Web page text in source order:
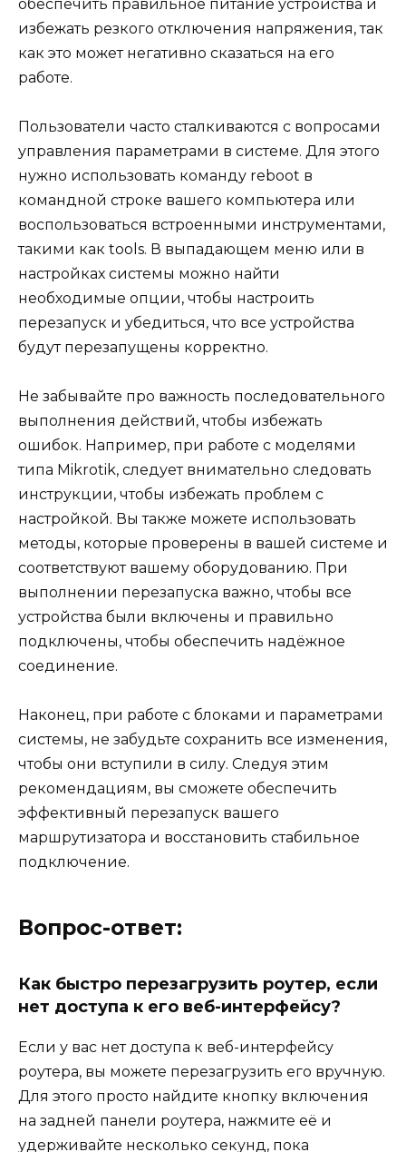
обеспечить правильное питание устройства и
избежать резкого отключения напряжения, так
как это может негативно сказаться на его
работе.
Пользователи часто сталкиваются с вопросами
управления параметрами в системе. Для этого
нужно использовать команду reboot в
командной строке вашего компьютера или
воспользоваться встроенными инструментами,
такими как tools. В выпадающем меню или в
настройках системы можно найти
необходимые опции, чтобы настроить
перезапуск и убедиться, что все устройства
будут перезапущены корректно.
Не забывайте про важность последовательного
выполнения действий, чтобы избежать
ошибок. Например, при работе с моделями
типа Mikrotik, следует внимательно следовать
инструкции, чтобы избежать проблем с
настройкой. Вы также можете использовать
методы, которые проверены в вашей системе и
соответствуют вашему оборудованию. При
выполнении перезапуска важно, чтобы все
устройства были включены и правильно
подключены, чтобы обеспечить надёжное
соединение.
Наконец, при работе с блоками и параметрами
системы, не забудьте сохранить все изменения,
чтобы они вступили в силу. Следуя этим
рекомендациям, вы сможете обеспечить
эффективный перезапуск вашего
маршрутизатора и восстановить стабильное
подключение.
Вопрос-ответ:
Как быстро перезагрузить роутер, если
нет доступа к его веб-интерфейсу?
Если у вас нет доступа к веб-интерфейсу
роутера, вы можете перезагрузить его вручную.
Для этого просто найдите кнопку включения
на задней панели роутера, нажмите её и
удерживайте несколько секунд, пока